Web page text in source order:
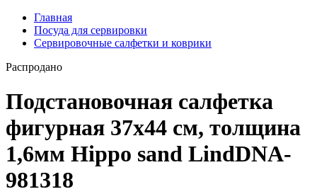
Главная
Посуда для сервировки
Сервировочные салфетки и коврики
Распродано
Подстановочная салфетка
фигурная 37х44 см, толщина
1,6мм Hippo sand LindDNA-
981318